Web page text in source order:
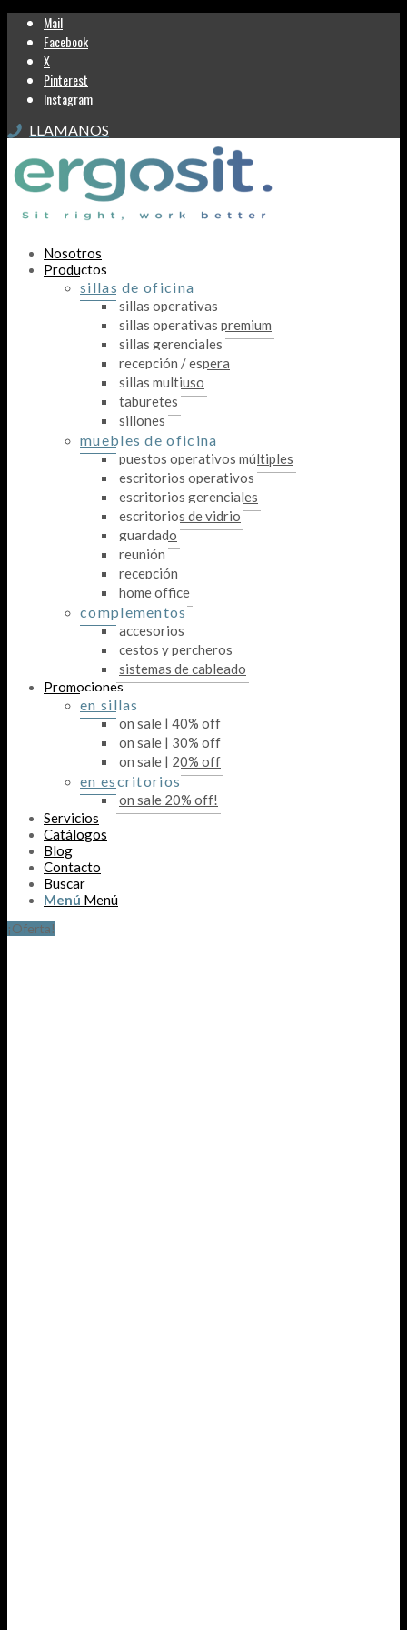
Mail
Facebook
X
Pinterest
Instagram
LLAMANOS
Nosotros
Productos
sillas de oficina
sillas operativas
sillas operativas premium
sillas gerenciales
recepción / espera
sillas multiuso
taburetes
sillones
muebles de oficina
puestos operativos múltiples
escritorios operativos
escritorios gerenciales
escritorios de vidrio
guardado
reunión
recepción
home office
complementos
accesorios
cestos y percheros
sistemas de cableado
Promociones
en sillas
on sale | 40% off
on sale | 30% off
on sale | 20% off
en escritorios
on sale 20% off!
Servicios
Catálogos
Blog
Contacto
Buscar
Menú Menú
¡Oferta!